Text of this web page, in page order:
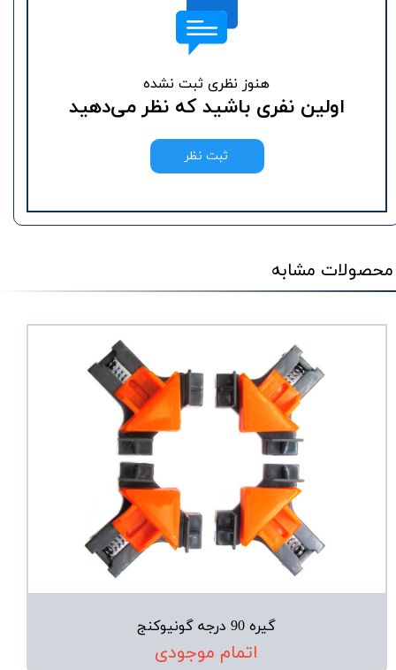
هنوز نظری ثبت نشده
اولین نفری باشید که نظر می‌دهید
ثبت نظر
محصولات مشابه
گیره 90 درجه گونیوکنج
اتمام موجودی